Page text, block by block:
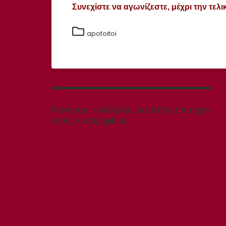
Συνεχίστε να αγωνίζεστε, μέχρι την
apofoitoi
Πλοήγηση
Previous: Previous
post:
Καλό βόλι…και Καλη Επιτυχία
στους υποψηφίους.